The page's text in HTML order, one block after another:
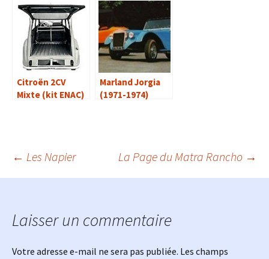
Citroën 2CV
Mixte (kit ENAC)
Marland Jorgia
(1971-1974)
Navigation
articles
← Les Napier La Page du Matra Rancho →
Laisser un commentaire
Votre adresse e-mail ne sera pas publiée. Les champs